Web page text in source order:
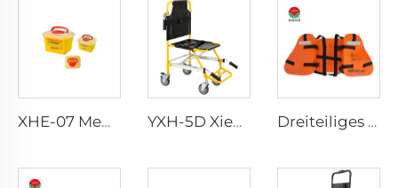
XHE-07 Medizinische Versorgungsartikel Plastik-Scharfenbehälter YXH-5D Xiehe Treppensteigrollstuhl Elektrischer Treppenstuhl Dreiteiliges Arbeitsleben Weste für Erwachsene